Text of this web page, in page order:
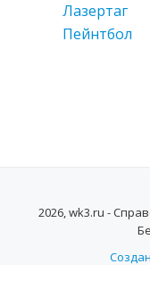
Лазертаг
Пейнтбол
2026, wk3.ru -